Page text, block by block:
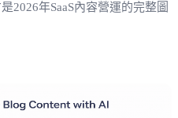
2026年SaaS內容營運的完整圖